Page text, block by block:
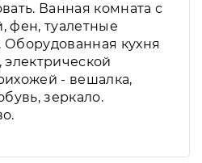
Ванная комната с
фен, туалетные
кухня
- вешалка,
зеркало.